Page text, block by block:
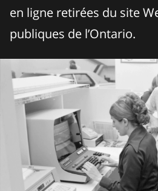
en ligne retirées du site
publiques de l’Ontario.